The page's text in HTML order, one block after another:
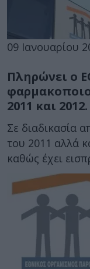
09 Ιανουαρίου
Πληρώνει ο
2011 και
Σε διαδικασία
του 2011 αλλά
καθώς έχει